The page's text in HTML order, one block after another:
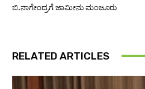
ಬಿ.ನಾಗೇಂದ್ರಗೆ ಜಾಮೀನು ಮಂಜೂರು
RELATED ARTICLES